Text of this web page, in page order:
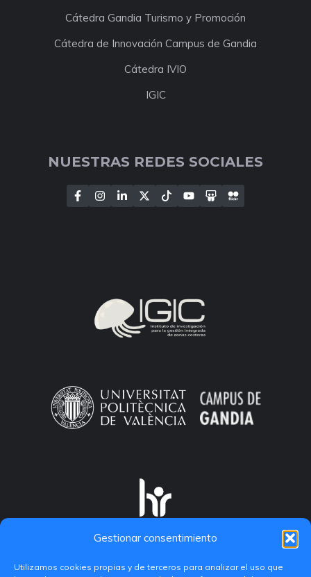
Gestionar consentimiento
Utilizamos cookies propias y de terceros para analizar el uso que
Cátedra Gandia Turismo y Promoción
Cátedra de Innovación Campus de Gandia
Cátedra IVIO
IGIC
NUESTRAS REDES SOCIALES